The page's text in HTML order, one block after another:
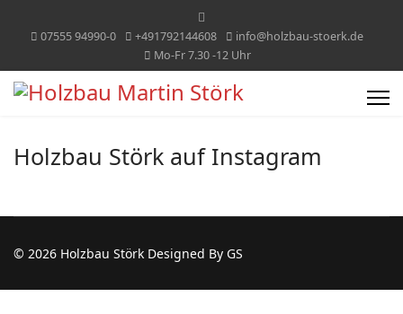
07555 94990-0 +491792144608
info@holzbau-stoerk.de
Mo-Fr 7.30 -12 Uhr
Holzbau Störk auf Instagram
© 2026 Holzbau Störk Designed By GS